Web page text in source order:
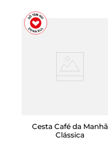
Cesta Café da Manhã
Clássica